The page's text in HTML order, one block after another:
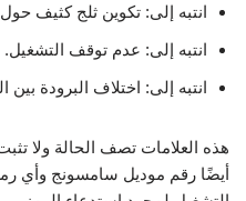
انتبه إلى: تكوين ثلج كثيف حول
انتبه إلى: عدم توقف التشغيل.
انتبه إلى: اختلاف البرودة بين
هذه العلامات تصف الحالة ولا
أيضًا رقم موديل سامسونج وأي